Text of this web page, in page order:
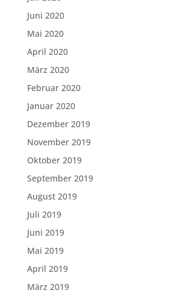
Juni 2020
Mai 2020
April 2020
März 2020
Februar 2020
Januar 2020
Dezember 2019
November 2019
Oktober 2019
September 2019
August 2019
Juli 2019
Juni 2019
Mai 2019
April 2019
März 2019